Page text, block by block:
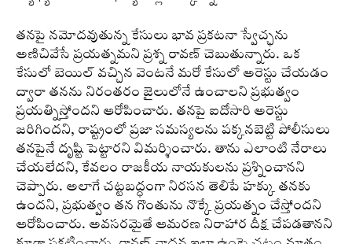
తనపై నమోదవుతున్న కేసులు భావ ప్రకటనా స్వేచ్ఛను
అణిచివేసే ప్రయత్నమని ప్రశ్న రావణ్ చెబుతున్నారు. ఒక
కేసులో బెయిల్ వచ్చిన వెంటనే మరో కేసులో అరెస్టు చేయడం
ద్వారా తనను నిరంతరం జైలులోనే ఉంచాలని ప్రభుత్వం
ప్రయత్నిస్తోందని ఆరోపించారు. తనపై ఐదోసారి అరెస్టు
జరిగిందని, రాష్ట్రంలో ప్రజా సమస్యలను పక్కనబెట్టి పోలీసులు
తనపైనే దృష్టి పెట్టారని విమర్శించారు. తాను ఎలాంటి నేరాలు
చేయలేదని, కేవ‌లం రాజకీయ నాయకులను ప్రశ్నించానని
చెప్పారు. అలాగే చట్టబద్ధంగా నిరసన తెలిపే హక్కు తనకు
ఉందని, ప్రభుత్వం తన గొంతును నొక్కే ప్రయత్నం చేస్తోందని
ఆరోపించారు. అవసరమైతే ఆమరణ నిరాహార దీక్ష చేపడతానని